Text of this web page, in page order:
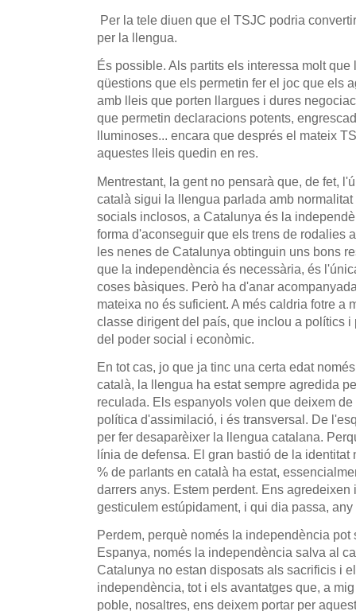
Per la tele diuen que el TSJC podria
per la llengua.
És possible. Als partits els interessa molt
qüestions que els permetin fer el joc que els
amb lleis que porten llargues i dures
que permetin declaracions potents,
lluminoses... encara que després el mateix
aquestes lleis quedin en res.
Mentrestant, la gent no pensarà que, de fet,
català sigui la llengua parlada amb
socials inclosos, a Catalunya és la
forma d'aconseguir que els trens de rodalies
les nenes de Catalunya obtinguin uns bons
que la independència és necessària, és
coses bàsiques. Però ha d'anar
mateixa no és suficient. A més caldria fotre a
classe dirigent del país, que inclou a polítics
del poder social i econòmic.
En tot cas, jo que ja tinc una certa edat
català, la llengua ha estat sempre agredida
reculada. Els espanyols volen que deixem
política d'assimilació, i és transversal. De
per fer desaparèixer la llengua catalana.
línia de defensa. El gran bastió de la
% de parlants en català ha estat,
darrers anys. Estem perdent. Ens agredeixen
gesticulem estúpidament, i qui dia passa,
Perdem, perquè només la independència
Espanya, només la independència salva al
Catalunya no estan disposats als sacrificis i
independència, tot i els avantatges que, a
poble, nosaltres, ens deixem portar per